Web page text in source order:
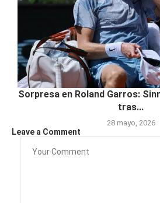
Sorpresa en Roland Garros:
tras...
28 mayo, 2026
Leave a Comment